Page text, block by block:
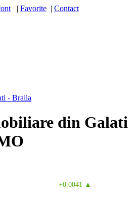
| Favorite | Contact
din Galati
+0,0041 ▲